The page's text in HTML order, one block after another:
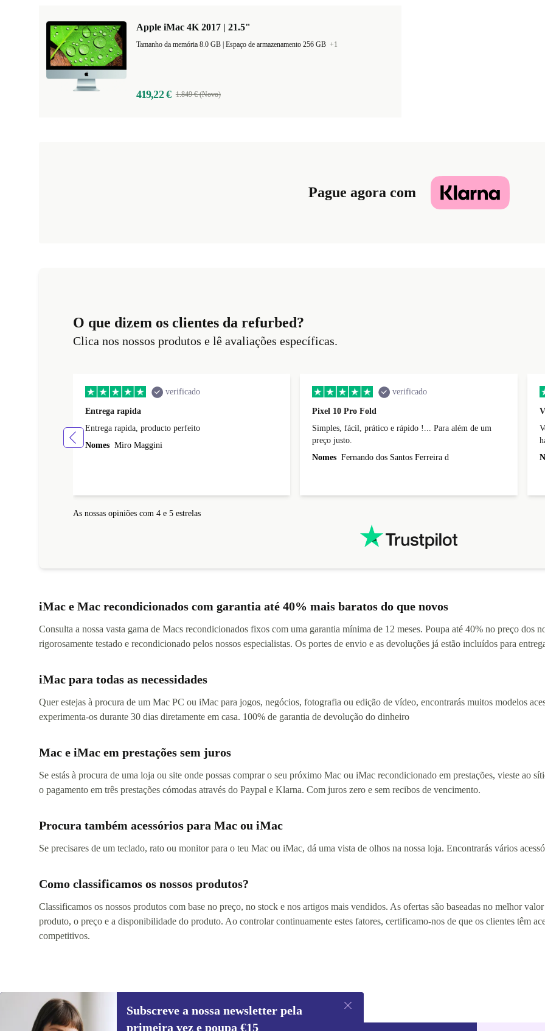
Apple iMac 4K 2017 | 21.5"
Espaço de armazenamento 256 GB +1
419,22 € 1.849 € (Novo)
Pague agora com
O que dizem os clientes da refurbed?
Clica nos nossos produtos e lê avaliações específicas.
verificado
Entrega rapida
Entrega rapida, producto perfeito
Nomes Miro Maggini
verificado
Pixel 10 Pro Fold
Simples, fácil, prático e rápido !... Para além de um
preço justo.
Nomes Fernando dos Santos Ferreira d
As nossas opiniões com 4 e 5 estrelas
iMac e Mac recondicionados com garantia até 40% mais baratos do que novos
Consulta a nossa vasta gama de Macs recondicionados fixos com uma garantia mínima de 12 meses. Poupa até 40% no preço dos
rigorosamente testado e recondicionado pelos nossos especialistas. Os portes de envio e as devoluções já estão incluídos para
iMac para todas as necessidades
Quer estejas à procura de um Mac PC ou iMac para jogos, negócios, fotografia ou edição de vídeo, encontrarás muitos modelos
experimenta-os durante 30 dias diretamente em casa. 100% de garantia de devolução do dinheiro
Mac e iMac em prestações sem juros
Se estás à procura de uma loja ou site onde possas comprar o seu próximo Mac ou iMac recondicionado em prestações, vieste ao
o pagamento em três prestações cómodas através do Paypal e Klarna. Com juros zero e sem recibos de vencimento.
Procura também acessórios para Mac ou iMac
Se precisares de um teclado, rato ou monitor para o teu Mac ou iMac, dá uma vista de olhos na nossa loja. Encontrarás vários
Como classificamos os nossos produtos?
Classificamos os nossos produtos com base no preço, no stock e nos artigos mais vendidos. As ofertas são baseadas no melhor
produto, o preço e a disponibilidade do produto. Ao controlar continuamente estes fatores, certificamo-nos de que os clientes têm
competitivos.
Subscreve a nossa newsletter pela
primeira vez e poupa €15